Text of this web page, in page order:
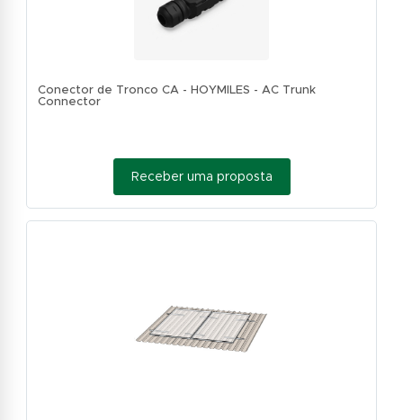
Conector de Tronco CA - HOYMILES - AC Trunk
Connector
Receber uma proposta